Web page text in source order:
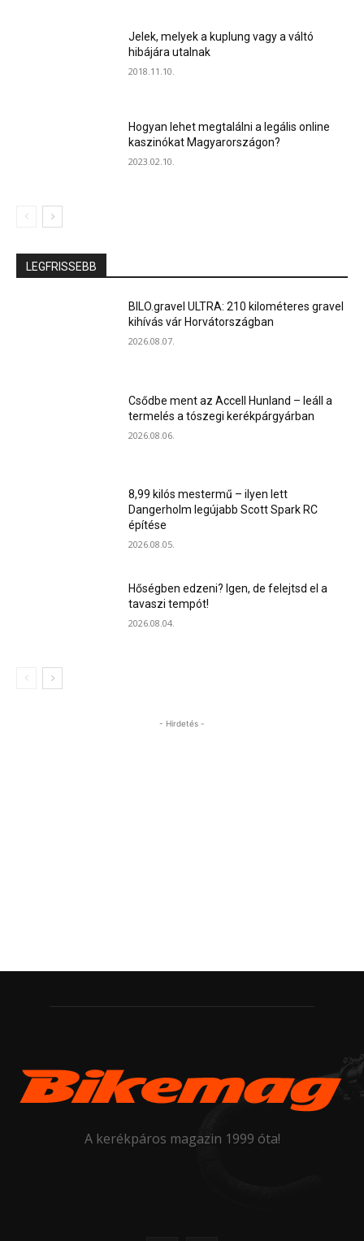
Jelek, melyek a kuplung vagy a váltó
hibájára utalnak
2018.11.10.
Hogyan lehet megtalálni a legális online
kaszinókat Magyarországon?
2023.02.10.
LEGFRISSEBB
BILO.gravel ULTRA: 210 kilométeres gravel
kihívás vár Horvátországban
2026.08.07.
Csődbe ment az Accell Hunland – leáll a
termelés a tószegi kerékpárgyárban
2026.08.06.
8,99 kilós mestermű – ilyen lett
Dangerholm legújabb Scott Spark RC
építése
2026.08.05.
Hőségben edzeni? Igen, de felejtsd el a
tavaszi tempót!
2026.08.04.
- Hirdetés -
A kerékpáros magazin 1999 óta!